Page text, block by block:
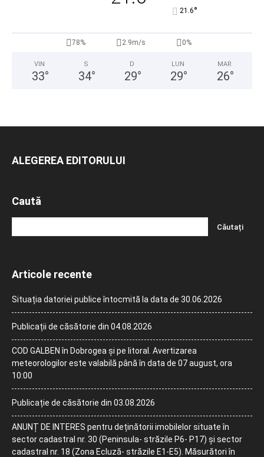
21.6°
78% 2.9m/s 0%
VIN
33°
S
34°
D
29°
LUN
29°
MAR
26°
ALEGEREA EDITORULUI
Caută
Articole recente
Situația datoriei publice întocmită la data de 30.06.2026
Publicații de căsătorie din 04.08.2026
COD GALBEN în Dobrogea și pe litoral. Avertizarea
meteorologilor este valabilă până în data de 07 august, ora
10:00
Publicație de căsătorie din 03.08.2026
ANUNȚ DE INTERES pentru deținătorii imobilelor situate în
sector cadastral nr. 30 (Peninsula- străzile P6- P17) și sector
cadastral nr. 18 (Zona Ecluză- străzile E1-E5). Măsurători în